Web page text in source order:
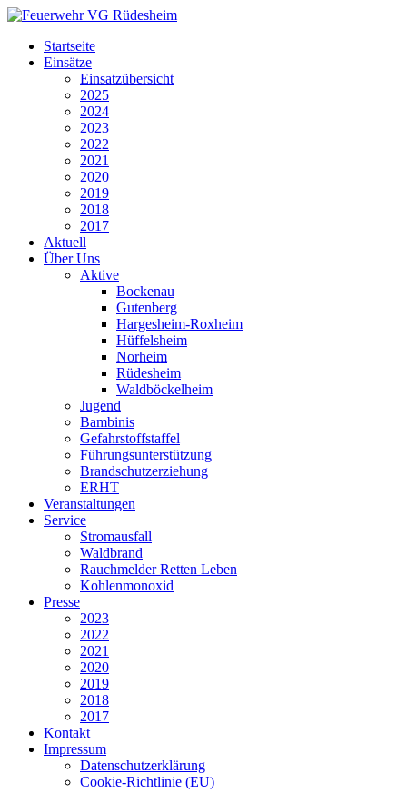
Startseite
Einsätze
Einsatzübersicht
2025
2024
2023
2022
2021
2020
2019
2018
2017
Aktuell
Über Uns
Aktive
Bockenau
Gutenberg
Hargesheim-Roxheim
Hüffelsheim
Norheim
Rüdesheim
Waldböckelheim
Jugend
Bambinis
Gefahrstoffstaffel
Führungsunterstützung
Brandschutzerziehung
ERHT
Veranstaltungen
Service
Stromausfall
Waldbrand
Rauchmelder Retten Leben
Kohlenmonoxid
Presse
2023
2022
2021
2020
2019
2018
2017
Kontakt
Impressum
Datenschutzerklärung
Cookie-Richtlinie (EU)